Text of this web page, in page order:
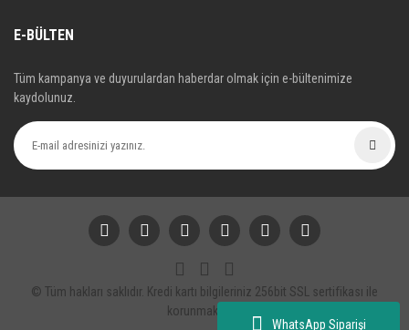
WhatsApp Siparişi
E-BÜLTEN
Tüm kampanya ve duyurulardan haberdar olmak için e-bültenimize
kaydolunuz.
© Tüm hakları saklıdır. Kredi kartı bilgileriniz 256bit SSL sertifikası ile
korunmaktadır.